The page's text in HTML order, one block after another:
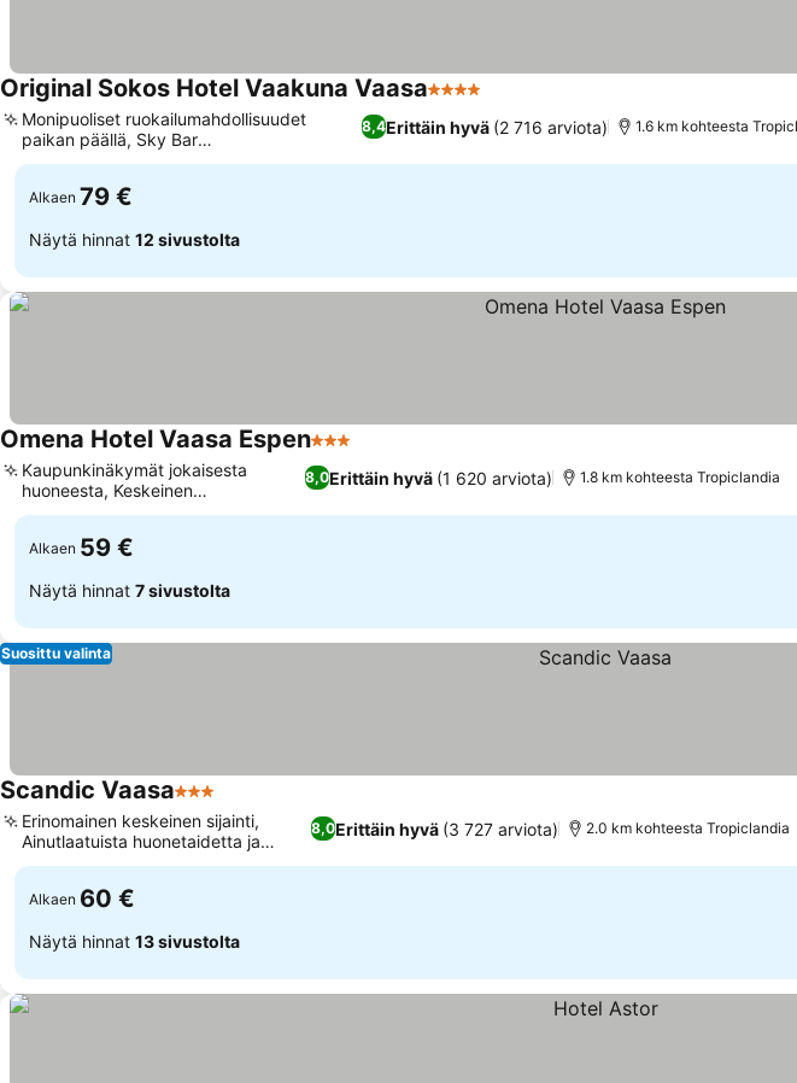
Original Sokos Hotel Vaakuna Vaasa4 Tähtiluokitus
8,4Erittäin hyvä (2 716 arviota)
Monipuoliset ruokailumahdollisuudet
paikan päällä, Sky Bar
panoraamanäkymillä kaupunkiin
1.6 km kohteesta
Alkaen 79 €
Näytä hinnat 12 sivustolta
Omena Hotel Vaasa Espen3 Tähtiluokitus
8,0Erittäin hyvä (1 620 arviota)
Kaupunkinäkymät jokaisesta
huoneesta, Keskeinen
ostoskeskussijainti
1.8 km kohteesta Tropiclandia
Alkaen 59 €
Näytä hinnat 7 sivustolta
Suosittu valinta
Scandic Vaasa3 Tähtiluokitus
8,0Erittäin hyvä (3 727 arviota)
Erinomainen keskeinen sijainti,
Ainutlaatuista huonetaidetta ja
puupintoja
2.0 km kohteesta Tropiclandia
Alkaen 60 €
Näytä hinnat 13 sivustolta